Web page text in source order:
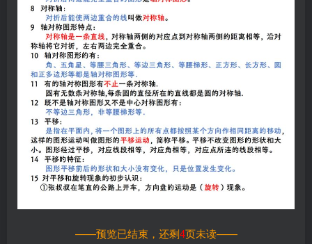
——预览已结束，还剩4页未读——